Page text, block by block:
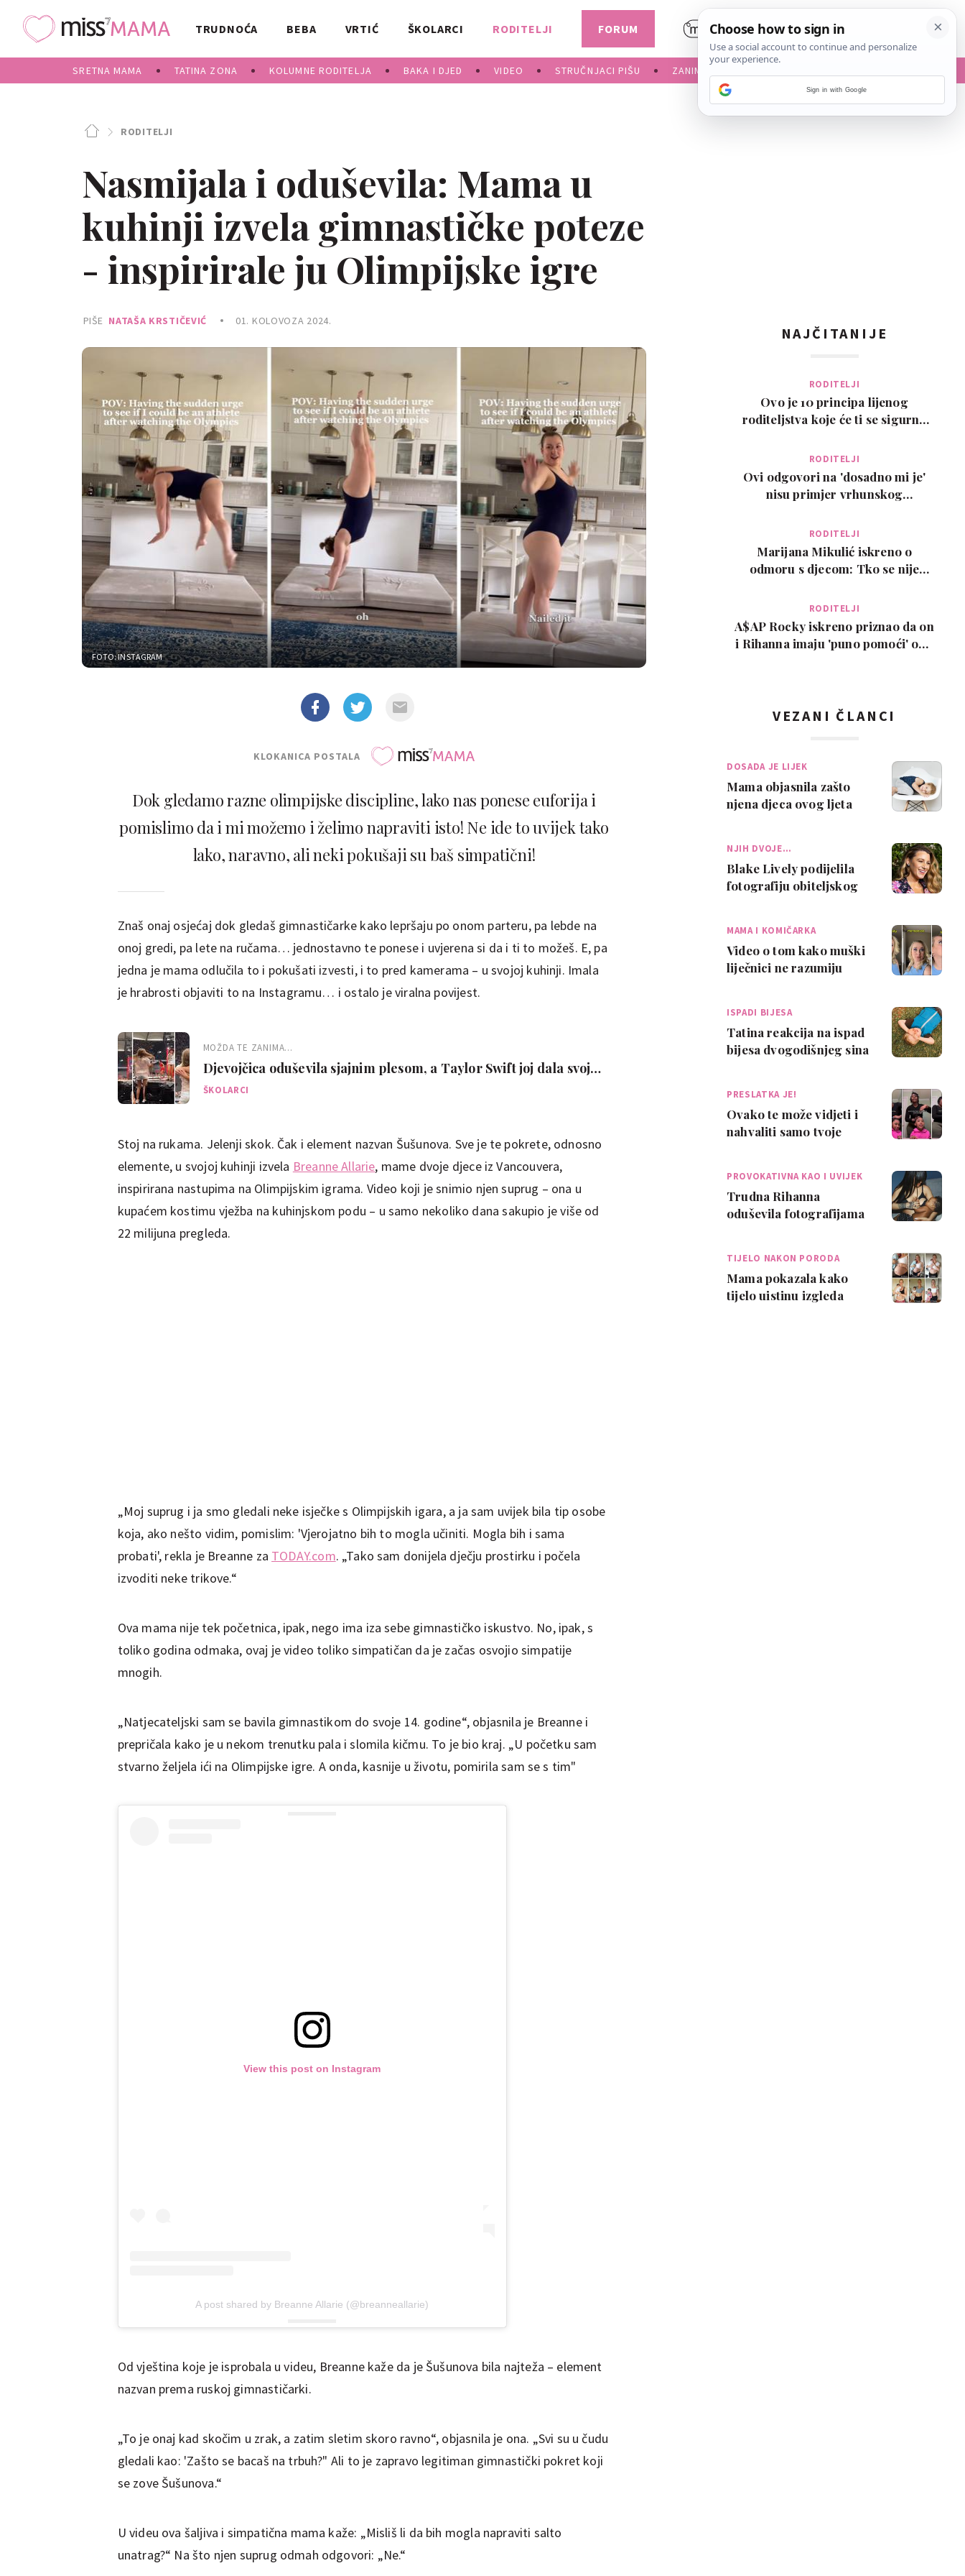
TRUDNOĆA BEBA VRTIĆ ŠKOLARCI RODITELJI
SRETNA MAMA TATINA ZONA KOLUMNE RODITELJA BAKA I DJED VIDEO STRUČNJACI PIŠU ZANIMLJIVOSTI
FORUM
RODITELJI
Nasmijala i oduševila: Mama u
kuhinji izvela gimnastičke poteze
- inspirirale ju Olimpijske igre
PIŠE NATAŠA KRSTIČEVIĆ 01. KOLOVOZA 2024.
FOTO: INSTAGRAM
KLOKANICA POSTALA
Dok gledamo razne olimpijske discipline, lako nas ponese euforija i
pomislimo da i mi možemo i želimo napraviti isto! Ne ide to uvijek tako
lako, naravno, ali neki pokušaji su baš simpatični!
Znaš onaj osjećaj dok gledaš gimnastičarke kako lepršaju po onom parteru, pa lebde na
onoj gredi, pa lete na ručama… jednostavno te ponese i uvjerena si da i ti to možeš. E, pa
jedna je mama odlučila to i pokušati izvesti, i to pred kamerama – u svojoj kuhinji. Imala
je hrabrosti objaviti to na Instagramu… i ostalo je viralna povijest.
MOŽDA TE ZANIMA...
Djevojčica oduševila sjajnim plesom, a Taylor Swift joj dala svoj
famozni 22 šešir: 'Ukrala je show!'
ŠKOLARCI
Stoj na rukama. Jelenji skok. Čak i element nazvan Šušunova. Sve je te pokrete, odnosno
elemente, u svojoj kuhinji izvela Breanne Allarie, mame dvoje djece iz Vancouvera,
inspirirana nastupima na Olimpijskim igrama. Video koji je snimio njen suprug – ona u
kupaćem kostimu vježba na kuhinjskom podu – u samo nekoliko dana sakupio je više od
22 milijuna pregleda.
„Moj suprug i ja smo gledali neke isječke s Olimpijskih igara, a ja sam uvijek bila tip osobe
koja, ako nešto vidim, pomislim: 'Vjerojatno bih to mogla učiniti. Mogla bih i sama
probati', rekla je Breanne za TODAY.com. „Tako sam donijela dječju prostirku i počela
izvoditi neke trikove.“
Ova mama nije tek početnica, ipak, nego ima iza sebe gimnastičko iskustvo. No, ipak, s
toliko godina odmaka, ovaj je video toliko simpatičan da je začas osvojio simpatije
mnogih.
„Natjecateljski sam se bavila gimnastikom do svoje 14. godine“, objasnila je Breanne i
prepričala kako je u nekom trenutku pala i slomila kičmu. To je bio kraj. „U početku sam
stvarno željela ići na Olimpijske igre. A onda, kasnije u životu, pomirila sam se s tim"
View this post on Instagram
A post shared by Breanne Allarie (@breanneallarie)
Od vještina koje je isprobala u videu, Breanne kaže da je Šušunova bila najteža – element
nazvan prema ruskoj gimnastičarki.
„To je onaj kad skočim u zrak, a zatim sletim skoro ravno“, objasnila je ona. „Svi su u čudu
gledali kao: 'Zašto se bacaš na trbuh?" Ali to je zapravo legitiman gimnastički pokret koji
se zove Šušunova.“
U videu ova šaljiva i simpatična mama kaže: „Misliš li da bih mogla napraviti salto
unatrag?“ Na što njen suprug odmah odgovori: „Ne.“
NAJČITANIJE
RODITELJI
Ovo je 10 principa lijenog
roditeljstva koje će ti se sigurno
RODITELJI
Ovi odgovori na 'dosadno mi je'
nisu primjer vrhunskog
RODITELJI
Marijana Mikulić iskreno o
odmoru s djecom: Tko se nije
RODITELJI
A$AP Rocky iskreno priznao da on
i Rihanna imaju 'puno pomoći' oko
VEZANI ČLANCI
DOSADA JE LIJEK
Mama objasnila zašto
njena djeca ovog ljeta
NJIH DVOJE…
Blake Lively podijelila
fotografiju obiteljskog
MAMA I KOMIČARKA
Video o tom kako muški
liječnici ne razumiju
ISPADI BIJESA
Tatina reakcija na ispad
bijesa dvogodišnjeg sina
PRESLATKA JE!
Ovako te može vidjeti i
nahvaliti samo tvoje
PROVOKATIVNA KAO I UVIJEK
Trudna Rihanna
oduševila fotografijama
TIJELO NAKON PORODA
Mama pokazala kako
tijelo uistinu izgleda
Sign in with Google